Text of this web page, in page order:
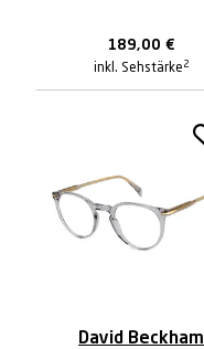
189,00 €
inkl. Sehstärke 2
David Beckham